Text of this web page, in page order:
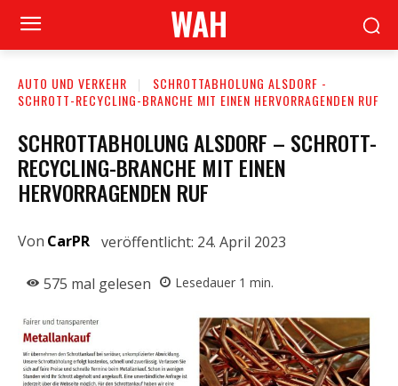
WAH
AUTO UND VERKEHR
SCHROTTABHOLUNG ALSDORF -
SCHROTT-RECYCLING-BRANCHE MIT EINEN HERVORRAGENDEN RUF
SCHROTTABHOLUNG ALSDORF – SCHROTT-
RECYCLING-BRANCHE MIT EINEN
HERVORRAGENDEN RUF
Von CarPR veröffentlicht: 24. April 2023
575 mal gelesen Lesedauer 1 min.